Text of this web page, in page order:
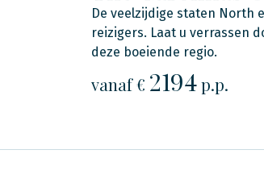
De veelzijdige staten North
reizigers. Laat u verrassen
deze boeiende regio.
vanaf € 2194p.p.